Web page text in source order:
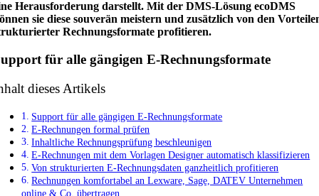
Herausforderung darstellt. Mit der DMS-Lösung ecoDMS
sie diese souverän meistern und zusätzlich von den
Rechnungsformate profitieren.
für alle gängigen E-Rechnungsformate
dieses Artikels
Support für alle gängigen E-Rechnungsformate
E-Rechnungen formal prüfen
Inhaltliche Rechnungsprüfung beschleunigen
E-Rechnungen mit dem Vorlagen Designer automatisch klassifizieren
Von strukturierten E-Rechnungsdaten ganzheitlich profitieren
Rechnungen komfortabel an Lexware, Sage, DATEV Unternehmen
online & Co. übertragen